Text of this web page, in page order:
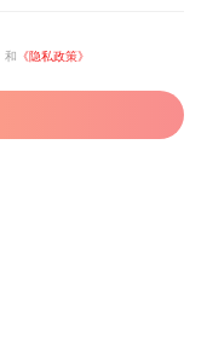
和 《隐私政策》